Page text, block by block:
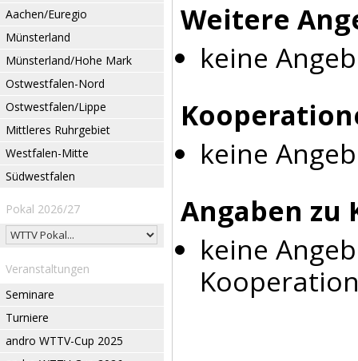
Aachen/Euregio
Münsterland
Münsterland/Hohe Mark
Ostwestfalen-Nord
Ostwestfalen/Lippe
Mittleres Ruhrgebiet
Westfalen-Mitte
Südwestfalen
Pokal 2026/27
Veranstaltungen
Seminare
Turniere
andro WTTV-Cup 2025
Weitere
keine
keine
Angaben
keine